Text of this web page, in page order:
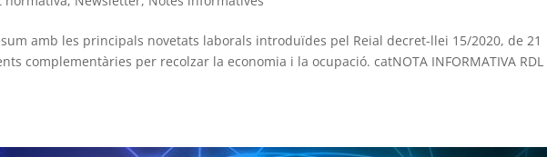
amb les principals novetats laborals introduïdes pel Reial decret-llei 15/2020, de 21
complementàries per recolzar la economia i la ocupació. catNOTA INFORMATIVA RDL